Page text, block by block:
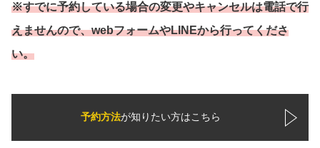
※すでに予約している場合の変更やキャンセルは電話で行
えませんので、webフォームやLINEから行ってくださ
い。
予約方法が知りたい方はこちら